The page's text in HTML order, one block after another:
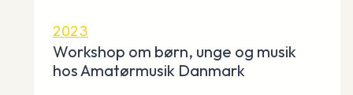
Andelsboligforening
2023
Workshop om børn, unge og musik
hos Amatørmusik Danmark